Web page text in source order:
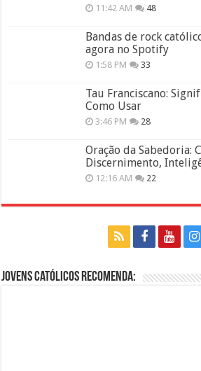
11:42 AM 48
Bandas de rock
agora no Spotify
1:58 PM 33
Tau Franciscano:
Como Usar
3:46 PM 28
Oração da Sabedoria:
Discernimento,
12:16 AM 22
Jovens Católicos Recomenda: